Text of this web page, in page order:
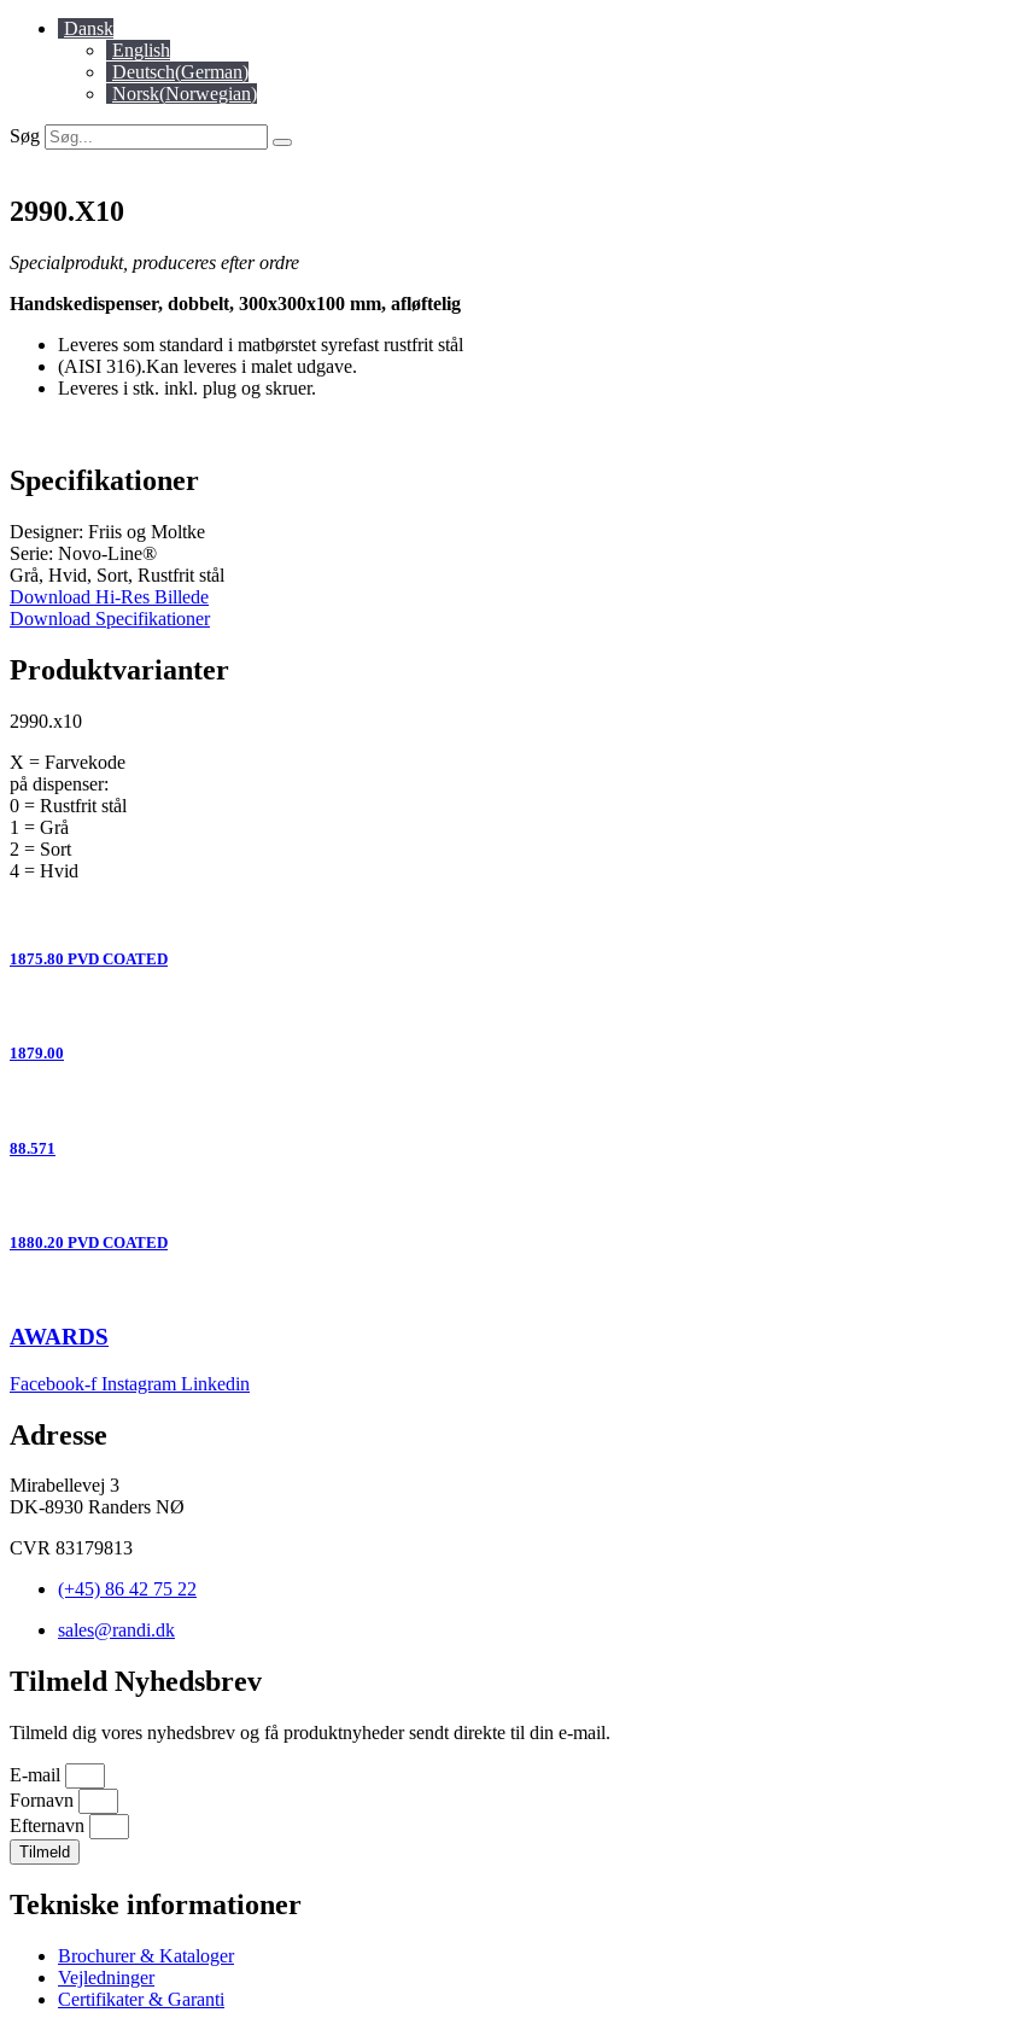
Dansk
English
Deutsch(German)
Norsk(Norwegian)
Søg
2990.X10
Specialprodukt, produceres efter ordre
Handskedispenser, dobbelt, 300x300x100 mm, afløftelig
Leveres som standard i matbørstet syrefast rustfrit stål
(AISI 316).Kan leveres i malet udgave.
Leveres i stk. inkl. plug og skruer.
Specifikationer
Designer: Friis og Moltke
Serie: Novo-Line®
Grå, Hvid, Sort, Rustfrit stål
Download Hi-Res Billede
Download Specifikationer
Produktvarianter
2990.x10
X = Farvekode
på dispenser:
0 = Rustfrit stål
1 = Grå
2 = Sort
4 = Hvid
1875.80 PVD COATED
1879.00
88.571
1880.20 PVD COATED
AWARDS
Facebook-f Instagram Linkedin
Adresse
Mirabellevej 3
DK-8930 Randers NØ
CVR 83179813
(+45) 86 42 75 22
sales@randi.dk
Tilmeld Nyhedsbrev
Tilmeld dig vores nyhedsbrev og få produktnyheder sendt direkte til din e-mail.
E-mail
Fornavn
Efternavn
Tilmeld
Tekniske informationer
Brochurer & Kataloger
Vejledninger
Certifikater & Garanti